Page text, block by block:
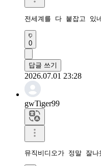
전세계를 다 붙잡고 있
0
답글 쓰기
2026.07.01 23:28
gwTiger99
뮤직비디오가 정말 잘